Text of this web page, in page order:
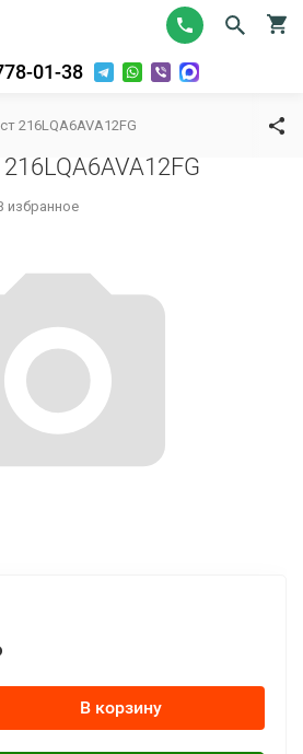
01-38
216LQA6AVA12FG
избранное
В корзину